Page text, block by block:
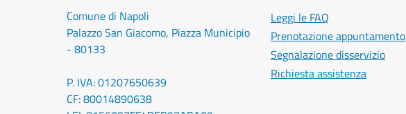
Comune di Napoli
Palazzo San Giacomo, Piazza Municipio
- 80133
P. IVA: 01207650639
CF: 80014890638
Leggi le FAQ
Prenotazione appuntamento
Segnalazione disservizio
Richiesta assistenza